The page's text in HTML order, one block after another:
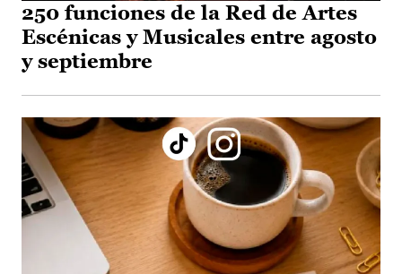
250 funciones de la Red de Artes
Escénicas y Musicales entre agosto
y septiembre